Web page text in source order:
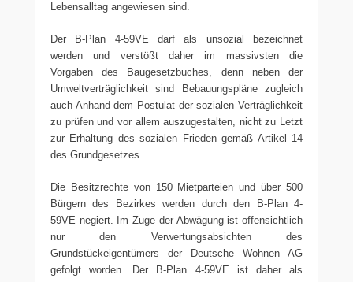
Lebensalltag angewiesen sind.
Der B-Plan 4-59VE darf als unsozial bezeichnet
werden und verstößt daher im massivsten die
Vorgaben des Baugesetzbuches, denn neben der
Umweltverträglichkeit sind Bebauungspläne zugleich
auch Anhand dem Postulat der sozialen Verträglichkeit
zu prüfen und vor allem auszugestalten, nicht zu Letzt
zur Erhaltung des sozialen Frieden gemäß Artikel 14
des Grundgesetzes.
Die Besitzrechte von 150 Mietparteien und über 500
Bürgern des Bezirkes werden durch den B-Plan 4-
59VE negiert. Im Zuge der Abwägung ist offensichtlich
nur den Verwertungsabsichten des
Grundstückeigentümers der Deutsche Wohnen AG
gefolgt worden. Der B-Plan 4-59VE ist daher als